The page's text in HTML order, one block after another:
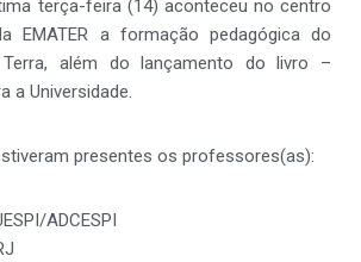
terça-feira (14) aconteceu no centro
EMATER a formação pedagógica do
além do lançamento do livro –
a Universidade.
presentes os professores(as):
ADCESPI